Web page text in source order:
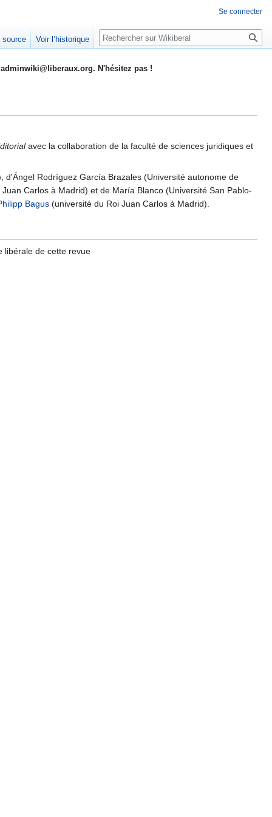
N'hésitez pas !
avec la collaboration de la faculté de sciences juridiques et
Rodríguez García Brazales (Université autonome de
Carlos à Madrid) et de María Blanco (Université San Pablo-
Bagus (université du Roi Juan Carlos à Madrid).
libérale de cette revue
Se connecter
source Voir l’historique Rechercher